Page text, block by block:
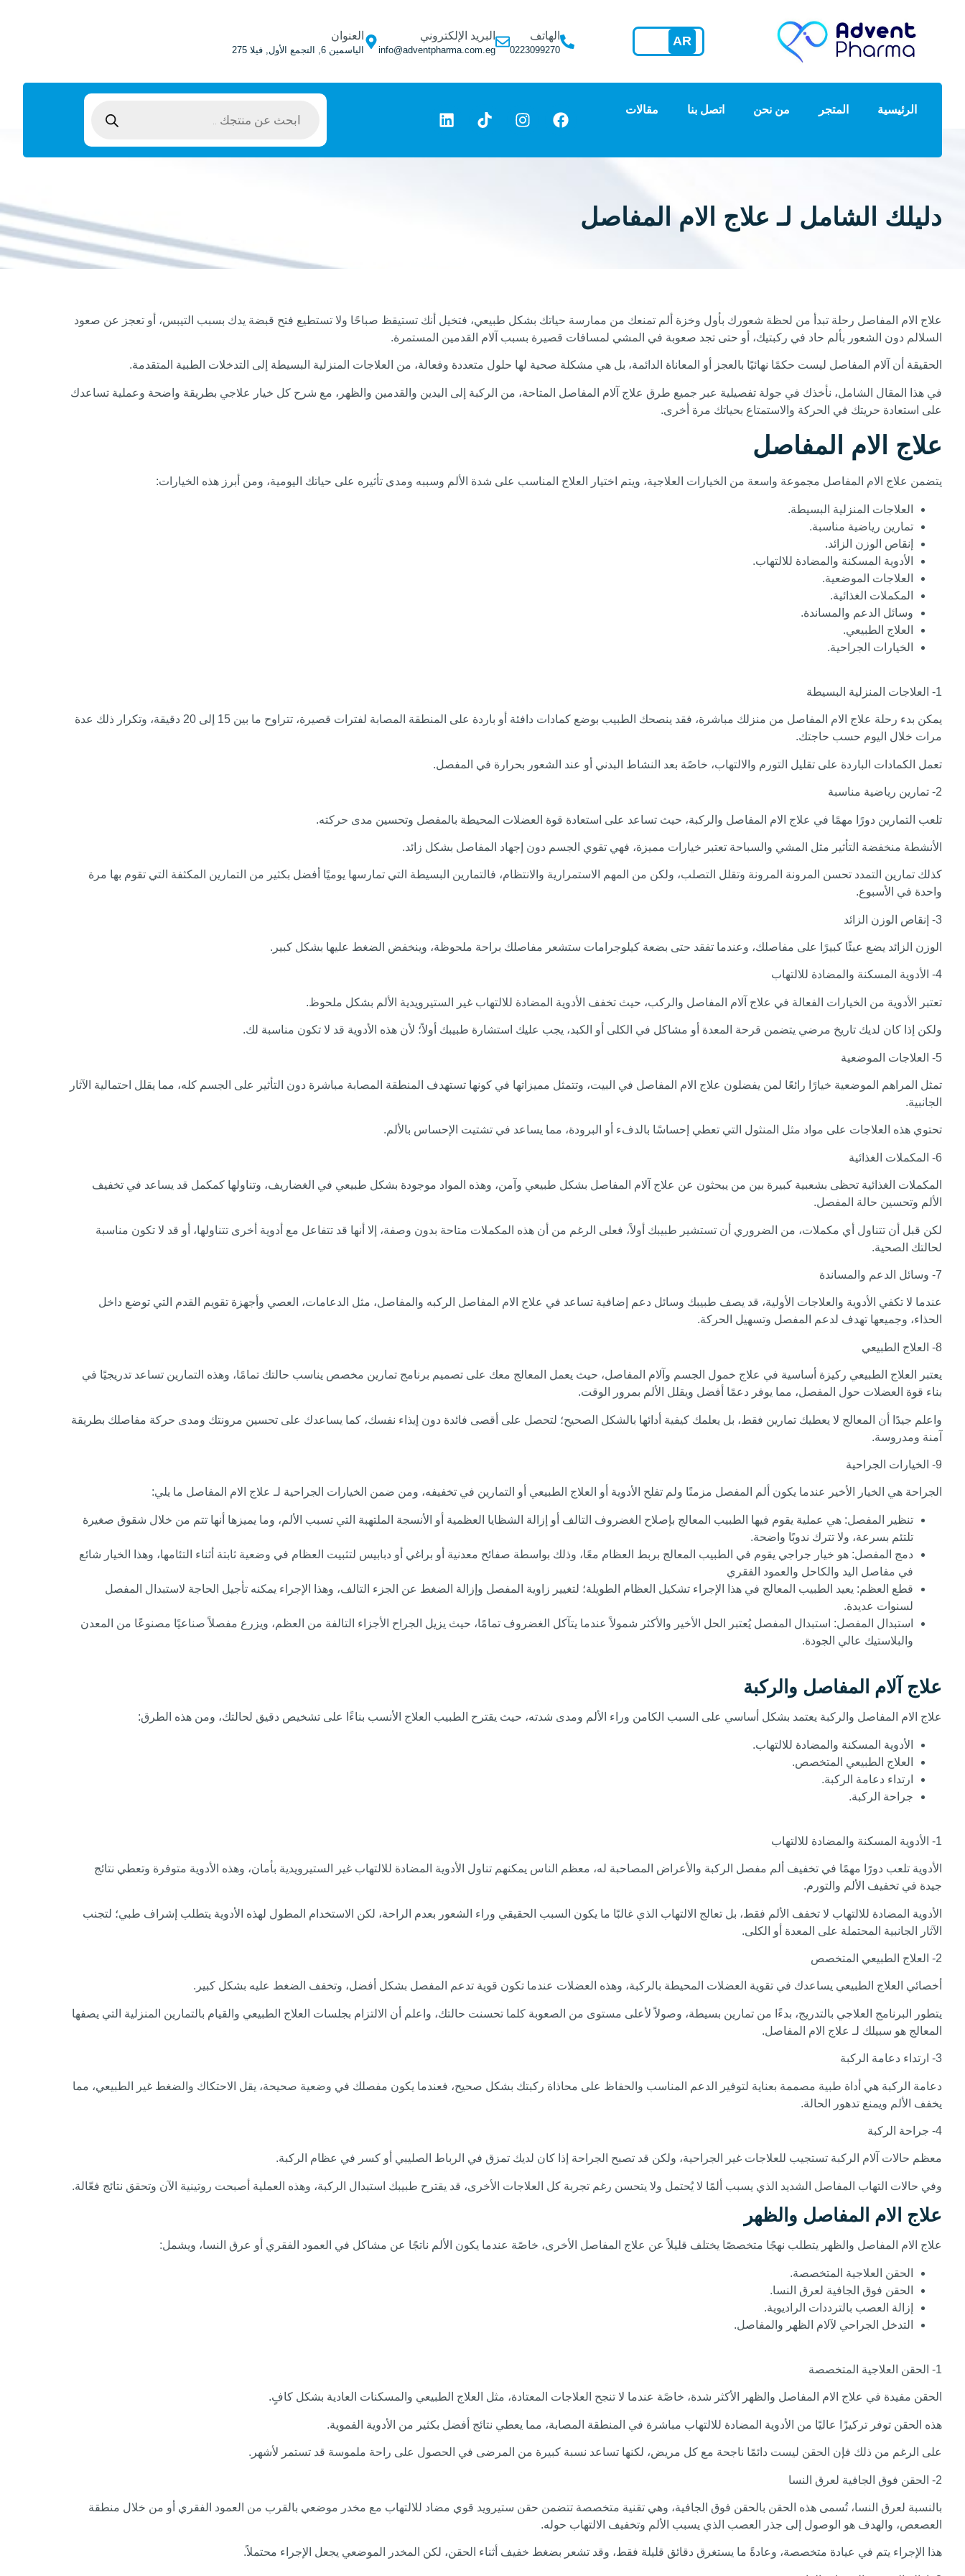
AR الهاتف
0223099270
البريد الإلكتروني
info@adventpharma.com.eg
العنوان
الياسمين 6, التجمع الأول, فيلا 275
الرئيسية المتجر من نحن اتصل بنا مقالات
دليلك الشامل لـ علاج الام المفاصل
علاج الام المفاصل رحلة تبدأ من لحظة شعورك بأول وخزة ألم تمنعك من ممارسة حياتك بشكل طبيعي، فتخيل أنك تستيقظ صباحًا ولا تستطيع فتح قبضة يدك بسبب التيبس، أو تعجز عن صعود
السلالم دون الشعور بألم حاد في ركبتيك، أو حتى تجد صعوبة في المشي لمسافات قصيرة بسبب آلام القدمين المستمرة.
الحقيقة أن آلام المفاصل ليست حكمًا نهائيًا بالعجز أو المعاناة الدائمة، بل هي مشكلة صحية لها حلول متعددة وفعالة، من العلاجات المنزلية البسيطة إلى التدخلات الطبية المتقدمة.
في هذا المقال الشامل، نأخذك في جولة تفصيلية عبر جميع طرق علاج آلام المفاصل المتاحة، من الركبة إلى اليدين والقدمين والظهر، مع شرح كل خيار علاجي بطريقة واضحة وعملية تساعدك
على استعادة حريتك في الحركة والاستمتاع بحياتك مرة أخرى.
علاج الام المفاصل
يتضمن علاج الام المفاصل مجموعة واسعة من الخيارات العلاجية، ويتم اختيار العلاج المناسب على شدة الألم وسببه ومدى تأثيره على حياتك اليومية، ومن أبرز هذه الخيارات:
العلاجات المنزلية البسيطة.
تمارين رياضية مناسبة.
إنقاص الوزن الزائد.
الأدوية المسكنة والمضادة للالتهاب.
العلاجات الموضعية.
المكملات الغذائية.
وسائل الدعم والمساندة.
العلاج الطبيعي.
الخيارات الجراحية.
1- العلاجات المنزلية البسيطة
يمكن بدء رحلة علاج الام المفاصل من منزلك مباشرة، فقد ينصحك الطبيب بوضع كمادات دافئة أو باردة على المنطقة المصابة لفترات قصيرة، تتراوح ما بين 15 إلى 20 دقيقة، وتكرار ذلك عدة
مرات خلال اليوم حسب حاجتك.
تعمل الكمادات الباردة على تقليل التورم والالتهاب، خاصًة بعد النشاط البدني أو عند الشعور بحرارة في المفصل.
2- تمارين رياضية مناسبة
تلعب التمارين دورًا مهمًا في علاج الام المفاصل والركبة، حيث تساعد على استعادة قوة العضلات المحيطة بالمفصل وتحسين مدى حركته.
الأنشطة منخفضة التأثير مثل المشي والسباحة تعتبر خيارات مميزة، فهي تقوي الجسم دون إجهاد المفاصل بشكل زائد.
كذلك تمارين التمدد تحسن المرونة المرونة وتقلل التصلب، ولكن من المهم الاستمرارية والانتظام، فالتمارين البسيطة التي تمارسها يوميًا أفضل بكثير من التمارين المكثفة التي تقوم بها مرة
واحدة في الأسبوع.
3- إنقاص الوزن الزائد
الوزن الزائد يضع عبئًا كبيرًا على مفاصلك، وعندما تفقد حتى بضعة كيلوجرامات ستشعر مفاصلك براحة ملحوظة، وينخفض الضغط عليها بشكل كبير.
4- الأدوية المسكنة والمضادة للالتهاب
تعتبر الأدوية من الخيارات الفعالة في علاج آلام المفاصل والركب، حيث تخفف الأدوية المضادة للالتهاب غير الستيرويدية الألم بشكل ملحوظ.
ولكن إذا كان لديك تاريخ مرضي يتضمن قرحة المعدة أو مشاكل في الكلى أو الكبد، يجب عليك استشارة طبيبك أولاً؛ لأن هذه الأدوية قد لا تكون مناسبة لك.
5- العلاجات الموضعية
تمثل المراهم الموضعية خيارًا رائعًا لمن يفضلون علاج الام المفاصل في البيت، وتتمثل مميزاتها في كونها تستهدف المنطقة المصابة مباشرة دون التأثير على الجسم كله، مما يقلل احتمالية الآثار
الجانبية.
تحتوي هذه العلاجات على مواد مثل المنثول التي تعطي إحساسًا بالدفء أو البرودة، مما يساعد في تشتيت الإحساس بالألم.
6- المكملات الغذائية
المكملات الغذائية تحظى بشعبية كبيرة بين من يبحثون عن علاج آلام المفاصل بشكل طبيعي وآمن، وهذه المواد موجودة بشكل طبيعي في الغضاريف، وتناولها كمكمل قد يساعد في تخفيف
الألم وتحسين حالة المفصل.
لكن قبل أن تتناول أي مكملات، من الضروري أن تستشير طبيبك أولاً، فعلى الرغم من أن هذه المكملات متاحة بدون وصفة، إلا أنها قد تتفاعل مع أدوية أخرى تتناولها، أو قد لا تكون مناسبة
لحالتك الصحية.
7- وسائل الدعم والمساندة
عندما لا تكفي الأدوية والعلاجات الأولية، قد يصف طبيبك وسائل دعم إضافية تساعد في علاج الام المفاصل الركبه والمفاصل، مثل الدعامات، العصي وأجهزة تقويم القدم التي توضع داخل
الحذاء، وجميعها تهدف لدعم المفصل وتسهيل الحركة.
8- العلاج الطبيعي
يعتبر العلاج الطبيعي ركيزة أساسية في علاج خمول الجسم وآلام المفاصل، حيث يعمل المعالج معك على تصميم برنامج تمارين مخصص يناسب حالتك تمامًا، وهذه التمارين تساعد تدريجيًا في
بناء قوة العضلات حول المفصل، مما يوفر دعمًا أفضل ويقلل الألم بمرور الوقت.
واعلم جيدًا أن المعالج لا يعطيك تمارين فقط، بل يعلمك كيفية أدائها بالشكل الصحيح؛ لتحصل على أقصى فائدة دون إيذاء نفسك، كما يساعدك على تحسين مرونتك ومدى حركة مفاصلك بطريقة
آمنة ومدروسة.
9- الخيارات الجراحية
الجراحة هي الخيار الأخير عندما يكون ألم المفصل مزمنًا ولم تفلح الأدوية أو العلاج الطبيعي أو التمارين في تخفيفه، ومن ضمن الخيارات الجراحية لـ علاج الام المفاصل ما يلي:
تنظير المفصل: هي عملية يقوم فيها الطبيب المعالج بإصلاح الغضروف التالف أو إزالة الشظايا العظمية أو الأنسجة الملتهبة التي تسبب الألم، وما يميزها أنها تتم من خلال شقوق صغيرة
تلتئم بسرعة، ولا تترك ندوبًا واضحة.
دمج المفصل: هو خيار جراجي يقوم في الطبيب المعالج بربط العظام معًا، وذلك بواسطة صفائح معدنية أو براغي أو دبابيس لتثبيت العظام في وضعية ثابتة أثناء التئامها، وهذا الخيار شائع
في مفاصل اليد والكاحل والعمود الفقري
قطع العظم: يعيد الطبيب المعالج في هذا الإجراء تشكيل العظام الطويلة؛ لتغيير زاوية المفصل وإزالة الضغط عن الجزء التالف، وهذا الإجراء يمكنه تأجيل الحاجة لاستبدال المفصل
لسنوات عديدة.
استبدال المفصل: استبدال المفصل يُعتبر الحل الأخير والأكثر شمولاً عندما يتآكل الغضروف تمامًا، حيث يزيل الجراح الأجزاء التالفة من العظم، ويزرع مفصلاً صناعيًا مصنوعًا من المعدن
والبلاستيك عالي الجودة.
علاج آلام المفاصل والركبة
علاج الام المفاصل والركبة يعتمد بشكل أساسي على السبب الكامن وراء الألم ومدى شدته، حيث يقترح الطبيب العلاج الأنسب بناءًا على تشخيص دقيق لحالتك، ومن هذه الطرق:
الأدوية المسكنة والمضادة للالتهاب.
العلاج الطبيعي المتخصص.
ارتداء دعامة الركبة.
جراحة الركبة.
1- الأدوية المسكنة والمضادة للالتهاب
الأدوية تلعب دورًا مهمًا في تخفيف ألم مفصل الركبة والأعراض المصاحبة له، معظم الناس يمكنهم تناول الأدوية المضادة للالتهاب غير الستيرويدية بأمان، وهذه الأدوية متوفرة وتعطي نتائج
جيدة في تخفيف الألم والتورم.
الأدوية المضادة للالتهاب لا تخفف الألم فقط، بل تعالج الالتهاب الذي غالبًا ما يكون السبب الحقيقي وراء الشعور بعدم الراحة، لكن الاستخدام المطول لهذه الأدوية يتطلب إشراف طبي؛ لتجنب
الآثار الجانبية المحتملة على المعدة أو الكلى.
2- العلاج الطبيعي المتخصص
أخصائي العلاج الطبيعي يساعدك في تقوية العضلات المحيطة بالركبة، وهذه العضلات عندما تكون قوية تدعم المفصل بشكل أفضل، وتخفف الضغط عليه بشكل كبير.
يتطور البرنامج العلاجي بالتدريج، بدءًا من تمارين بسيطة، وصولاً لأعلى مستوى من الصعوبة كلما تحسنت حالتك، واعلم أن الالتزام بجلسات العلاج الطبيعي والقيام بالتمارين المنزلية التي يصفها
المعالج هو سبيلك لـ علاج الام المفاصل.
3- ارتداء دعامة الركبة
دعامة الركبة هي أداة طبية مصممة بعناية لتوفير الدعم المناسب والحفاظ على محاذاة ركبتك بشكل صحيح، فعندما يكون مفصلك في وضعية صحيحة، يقل الاحتكاك والضغط غير الطبيعي، مما
يخفف الألم ويمنع تدهور الحالة.
4- جراحة الركبة
معظم حالات آلام الركبة تستجيب للعلاجات غير الجراحية، ولكن قد تصبح الجراحة إذا كان لديك تمزق في الرباط الصليبي أو كسر في عظام الركبة.
وفي حالات التهاب المفاصل الشديد الذي يسبب ألمًا لا يُحتمل ولا يتحسن رغم تجربة كل العلاجات الأخرى، قد يقترح طبيبك استبدال الركبة، وهذه العملية أصبحت روتينية الآن وتحقق نتائج فعّالة.
علاج الام المفاصل والظهر
علاج الام المفاصل والظهر يتطلب نهجًا متخصصًا يختلف قليلاً عن علاج المفاصل الأخرى، خاصًة عندما يكون الألم ناتجًا عن مشاكل في العمود الفقري أو عرق النسا، ويشمل:
الحقن العلاجية المتخصصة.
الحقن فوق الجافية لعرق النسا.
إزالة العصب بالترددات الراديوية.
التدخل الجراحي لآلام الظهر والمفاصل.
1- الحقن العلاجية المتخصصة
الحقن مفيدة في علاج الام المفاصل والظهر الأكثر شدة، خاصًة عندما لا تنجح العلاجات المعتادة، مثل العلاج الطبيعي والمسكنات العادية بشكل كافٍ.
هذه الحقن توفر تركيزًا عاليًا من الأدوية المضادة للالتهاب مباشرة في المنطقة المصابة، مما يعطي نتائج أفضل بكثير من الأدوية الفموية.
على الرغم من ذلك فإن الحقن ليست دائمًا ناجحة مع كل مريض، لكنها تساعد نسبة كبيرة من المرضى في الحصول على راحة ملموسة قد تستمر لأشهر.
2- الحقن فوق الجافية لعرق النسا
بالنسبة لعرق النسا، تُسمى هذه الحقن بالحقن فوق الجافية، وهي تقنية متخصصة تتضمن حقن ستيرويد قوي مضاد للالتهاب مع مخدر موضعي بالقرب من العمود الفقري أو من خلال منطقة
العصعص، والهدف هو الوصول إلى جذر العصب الذي يسبب الألم وتخفيف الالتهاب حوله.
هذا الإجراء يتم في عيادة متخصصة، وعادةً ما يستغرق دقائق قليلة فقط، وقد تشعر بضغط خفيف أثناء الحقن، لكن المخدر الموضعي يجعل الإجراء محتملاً.